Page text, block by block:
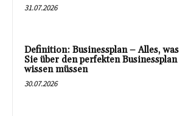
31.07.2026
Definition: Businessplan – Alles, was
Sie über den perfekten Businessplan
wissen müssen
30.07.2026